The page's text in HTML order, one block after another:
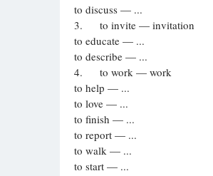
Spotlight
ГИА
ответов
to discuss — ...
3. to invite — invitation
to educate — ...
to describe — ...
4. to work — work
to help — ...
to love — ...
to finish — ...
to report — ...
to walk — ...
to start — ...